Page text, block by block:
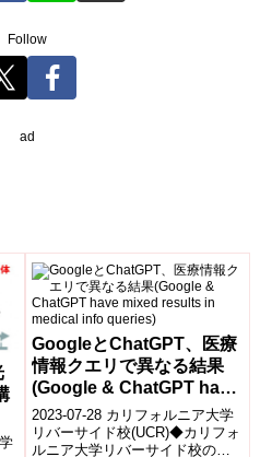
Follow
ad
GoogleとChatGPT、医療
情報クエリで異なる結果
(Google & ChatGPT have
mixed results in medical
info queries)
2023-07-28 カリフォルニア大学
リバーサイド校(UCR)◆カリフォ
ルニア大学リバーサイド校の研